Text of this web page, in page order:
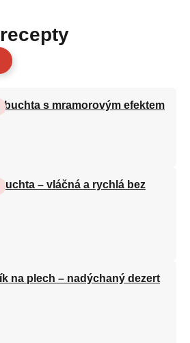
recepty
buchta s mramorovým efektem
– vláčná a rychlá bez
na plech – nadýchaný dezert